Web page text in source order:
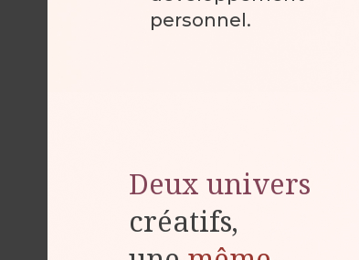
personnel.
Deux univers
créatifs,